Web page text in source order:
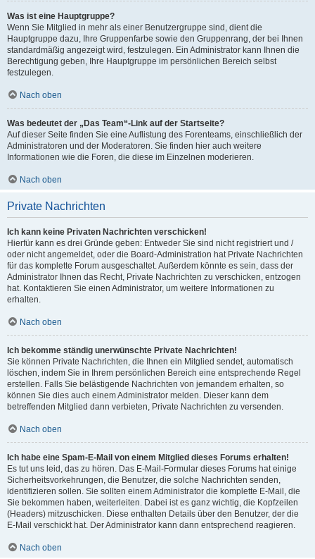
Was ist eine Hauptgruppe?
Wenn Sie Mitglied in mehr als einer Benutzergruppe sind, dient die
Hauptgruppe dazu, Ihre Gruppenfarbe sowie den Gruppenrang, der bei Ihnen
standardmäßig angezeigt wird, festzulegen. Ein Administrator kann Ihnen die
Berechtigung geben, Ihre Hauptgruppe im persönlichen Bereich selbst
festzulegen.
Nach oben
Was bedeutet der „Das Team“-Link auf der Startseite?
Auf dieser Seite finden Sie eine Auflistung des Forenteams, einschließlich der
Administratoren und der Moderatoren. Sie finden hier auch weitere
Informationen wie die Foren, die diese im Einzelnen moderieren.
Nach oben
Private Nachrichten
Ich kann keine Privaten Nachrichten verschicken!
Hierfür kann es drei Gründe geben: Entweder Sie sind nicht registriert und /
oder nicht angemeldet, oder die Board-Administration hat Private Nachrichten
für das komplette Forum ausgeschaltet. Außerdem könnte es sein, dass der
Administrator Ihnen das Recht, Private Nachrichten zu verschicken, entzogen
hat. Kontaktieren Sie einen Administrator, um weitere Informationen zu
erhalten.
Nach oben
Ich bekomme ständig unerwünschte Private Nachrichten!
Sie können Private Nachrichten, die Ihnen ein Mitglied sendet, automatisch
löschen, indem Sie in Ihrem persönlichen Bereich eine entsprechende Regel
erstellen. Falls Sie belästigende Nachrichten von jemandem erhalten, so
können Sie dies auch einem Administrator melden. Dieser kann dem
betreffenden Mitglied dann verbieten, Private Nachrichten zu versenden.
Nach oben
Ich habe eine Spam-E-Mail von einem Mitglied dieses Forums erhalten!
Es tut uns leid, das zu hören. Das E-Mail-Formular dieses Forums hat einige
Sicherheitsvorkehrungen, die Benutzer, die solche Nachrichten senden,
identifizieren sollen. Sie sollten einem Administrator die komplette E-Mail, die
Sie bekommen haben, weiterleiten. Dabei ist es ganz wichtig, die Kopfzeilen
(Headers) mitzuschicken. Diese enthalten Details über den Benutzer, der die
E-Mail verschickt hat. Der Administrator kann dann entsprechend reagieren.
Nach oben